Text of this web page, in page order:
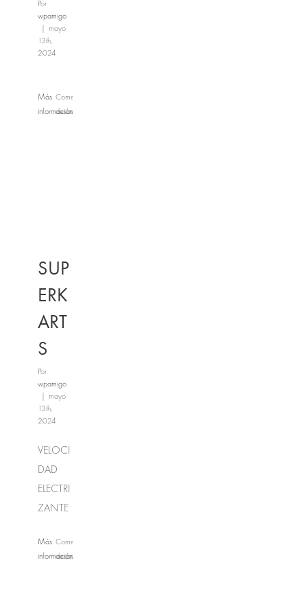
Por
wpamigo
| mayo
13th,
2024
Más
información
Comentarios
desactivados
SUP
ERK
ART
S
Por
wpamigo
| mayo
13th,
2024
VELOCI
DAD
ELECTRI
ZANTE
Más
información
Comentarios
desactivados